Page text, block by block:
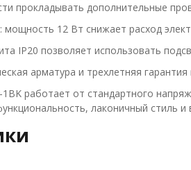
прокладывать дополнительные
мощность 12 Вт снижает расход
IP20 позволяет использовать
арматура и трехлетняя
работает от стандартного
лаконичный стиль и